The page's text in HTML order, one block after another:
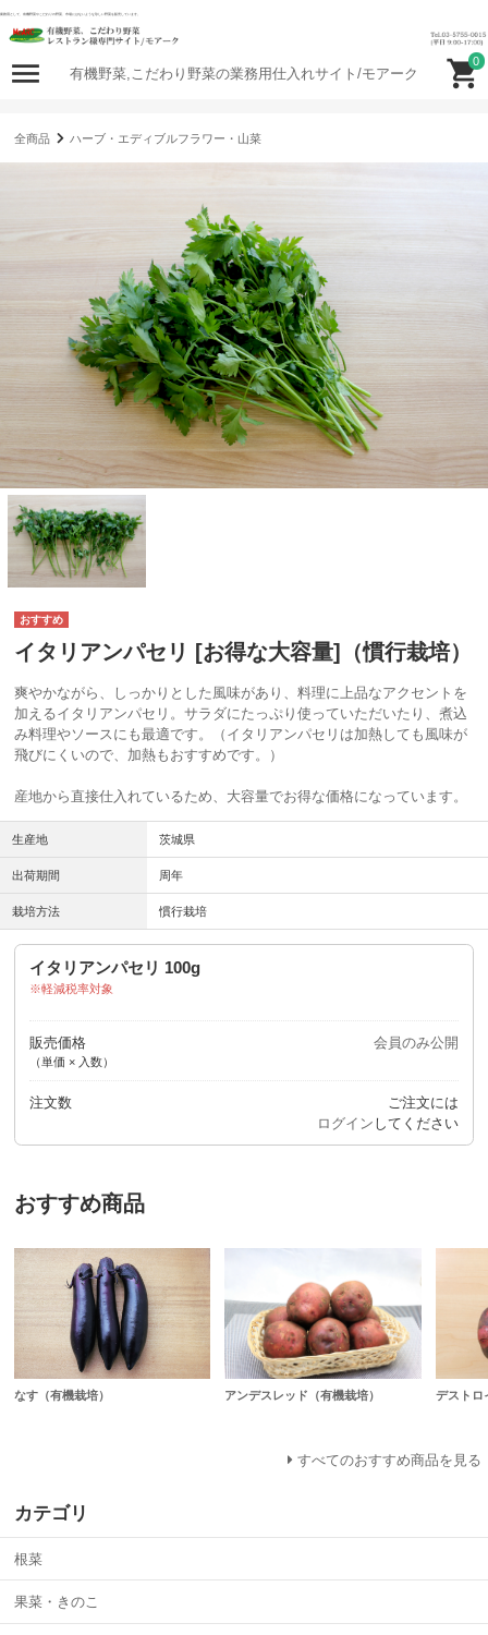
業務用として、有機野菜やこだわりの野菜、市場にはないような珍しい野菜を販売しています。
有機野菜,こだわり野菜の業務用仕入れサイト/モアーク
0
全商品 ハーブ・エディブルフラワー・山菜
イタリアンパセリ [お得な大容量]（慣行栽培）
爽やかながら、しっかりとした風味があり、料理に上品なアクセントを
加えるイタリアンパセリ。サラダにたっぷり使っていただいたり、煮込
み料理やソースにも最適です。（イタリアンパセリは加熱しても風味が
飛びにくいので、加熱もおすすめです。）
産地から直接仕入れているため、大容量でお得な価格になっています。
生産地 茨城県
出荷期間 周年
栽培方法 慣行栽培
イタリアンパセリ 100g
軽減税率対象
販売価格
（単価 × 入数）
会員のみ公開
注文数
ご注文には
ログイン してください
おすすめ商品
なす（有機栽培） アンデスレッド（有機栽培） デストロ
すべてのおすすめ商品を見る
カテゴリ
根菜
果菜・きのこ